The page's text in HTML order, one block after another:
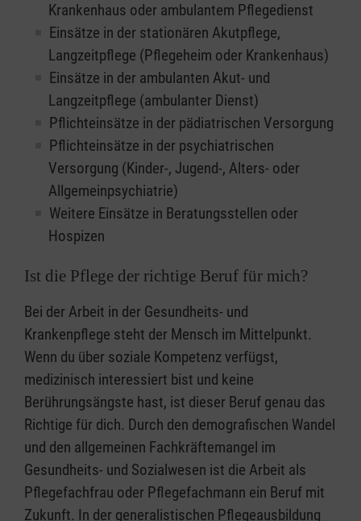
Krankenhaus oder ambulantem Pflegedienst
Einsätze in der stationären Akutpflege,
Langzeitpflege (Pflegeheim oder Krankenhaus)
Einsätze in der ambulanten Akut- und
Langzeitpflege (ambulanter Dienst)
Pflichteinsätze in der pädiatrischen Versorgung
Pflichteinsätze in der psychiatrischen
Versorgung (Kinder-, Jugend-, Alters- oder
Allgemeinpsychiatrie)
Weitere Einsätze in Beratungsstellen oder
Hospizen
Ist die Pflege der richtige Beruf für mich?
Bei der Arbeit in der Gesundheits- und
Krankenpflege steht der Mensch im Mittelpunkt.
Wenn du über soziale Kompetenz verfügst,
medizinisch interessiert bist und keine
Berührungsängste hast, ist dieser Beruf genau das
Richtige für dich. Durch den demografischen Wandel
und den allgemeinen Fachkräftemangel im
Gesundheits- und Sozialwesen ist die Arbeit als
Pflegefachfrau oder Pflegefachmann ein Beruf mit
Zukunft. In der generalistischen Pflegeausbildung